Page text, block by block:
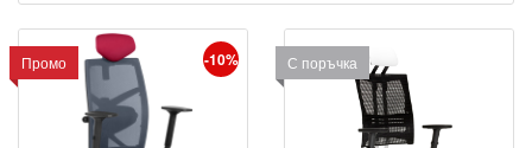
Промо -10% С поръчка